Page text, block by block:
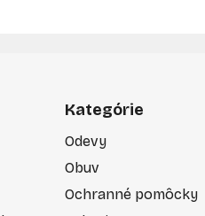
Kategórie
Odevy
Obuv
Ochranné pomôcky